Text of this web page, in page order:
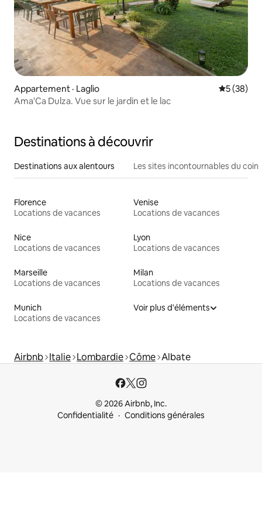
Appartement · Laglio Note
5 (38)
Ama'Ca Dulza. Vue sur le jardin et le lac
Destinations à découvrir
Destinations aux alentours Les sites incontournables du coin
Florence
Locations de vacances
Venise
Locations de vacances
Nice
Locations de vacances
Lyon
Locations de vacances
Marseille
Locations de vacances
Milan
Locations de vacances
Munich
Locations de vacances
Voir plus d'éléments
Airbnb Italie Lombardie Côme Albate
© 2026 Airbnb, Inc.
Confidentialité
Conditions générales